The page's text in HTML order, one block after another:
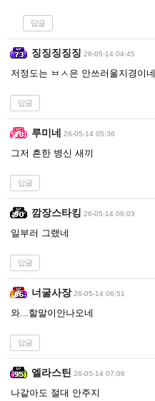
답글
징징징징징 26-05-14 04:45
저정도는 ㅂㅅ은 안쓰러울지경이네
답글
루미네 26-05-14 05:36
그저 흔한 병신 새끼
답글
깜장스타킹 26-05-14 06:03
일부러 그랬네
답글
너굴사장 26-05-14 06:51
와...할말이안나오네
답글
엘라스틴 26-05-14 07:06
나같아도 절대 안주지